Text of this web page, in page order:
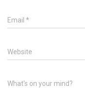
Email *
Website
What's on your mind?